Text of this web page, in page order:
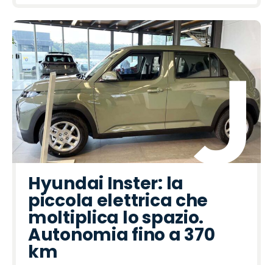
Hyundai Inster: la
piccola elettrica che
moltiplica lo spazio.
Autonomia fino a 370
km